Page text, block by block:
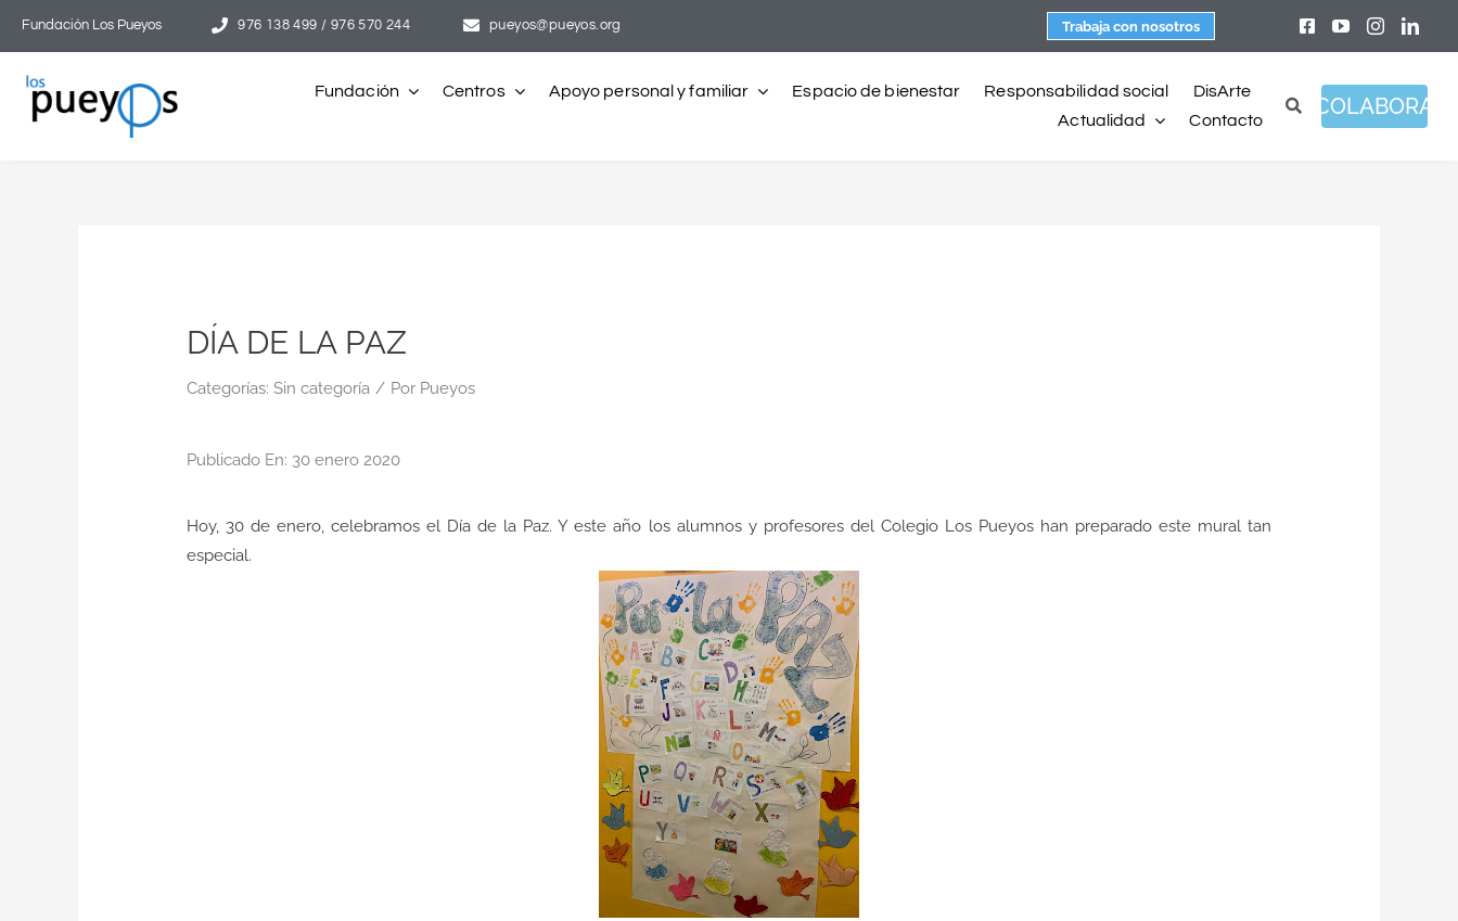
contenido
Fundación Los Pueyos 976 138 499 / 976 570 244 pueyos@pueyos.org Trabaja con nosotros
Fundación Centros Apoyo personal y familiar Espacio de bienestar Responsabilidad social
DisArte
Actualidad
Contacto
COLABORA
DÍA DE LA PAZ
Categorías: Sin categoría / Por Pueyos
Publicado En: 30 enero 2020
Hoy, 30 de enero, celebramos el Día de la Paz. Y este año los alumnos y profesores del Colegio Los Pueyos han preparado este mural tan
especial.